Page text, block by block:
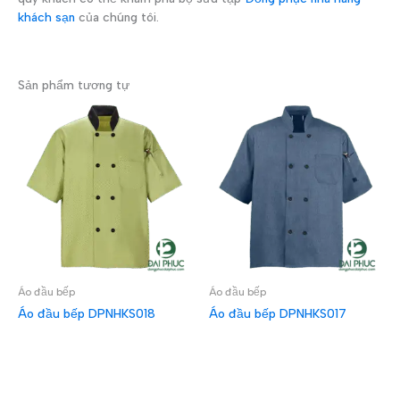
khách sạn của chúng tôi.
Sản phẩm tương tự
Áo đầu bếp
Áo đầu bếp DPNHKS018
Áo đầu bếp
Áo đầu bếp DPNHKS017